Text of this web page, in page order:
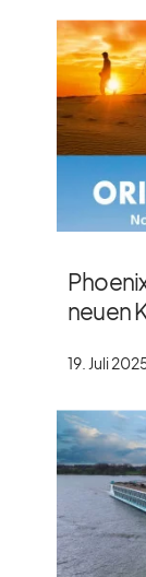
neuen
19. Juli